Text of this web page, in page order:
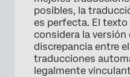
posibles, la
es perfecta. El
considera la
discrepancia entre
traducciones
legalmente